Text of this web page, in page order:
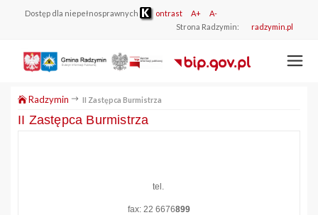
Dostęp dla niepełnosprawnych ontrast A+
A-
Strona Radzymin:
radzymin.pl
Radzymin II Zastępca Burmistrza
II Zastępca Burmistrza
tel.
fax: 22 6676899